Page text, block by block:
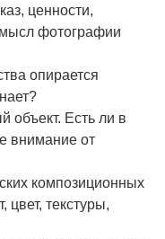
ценности,
фотографии
опирается
объект. Есть ли в
внимание от
композиционных
цвет, текстуры,